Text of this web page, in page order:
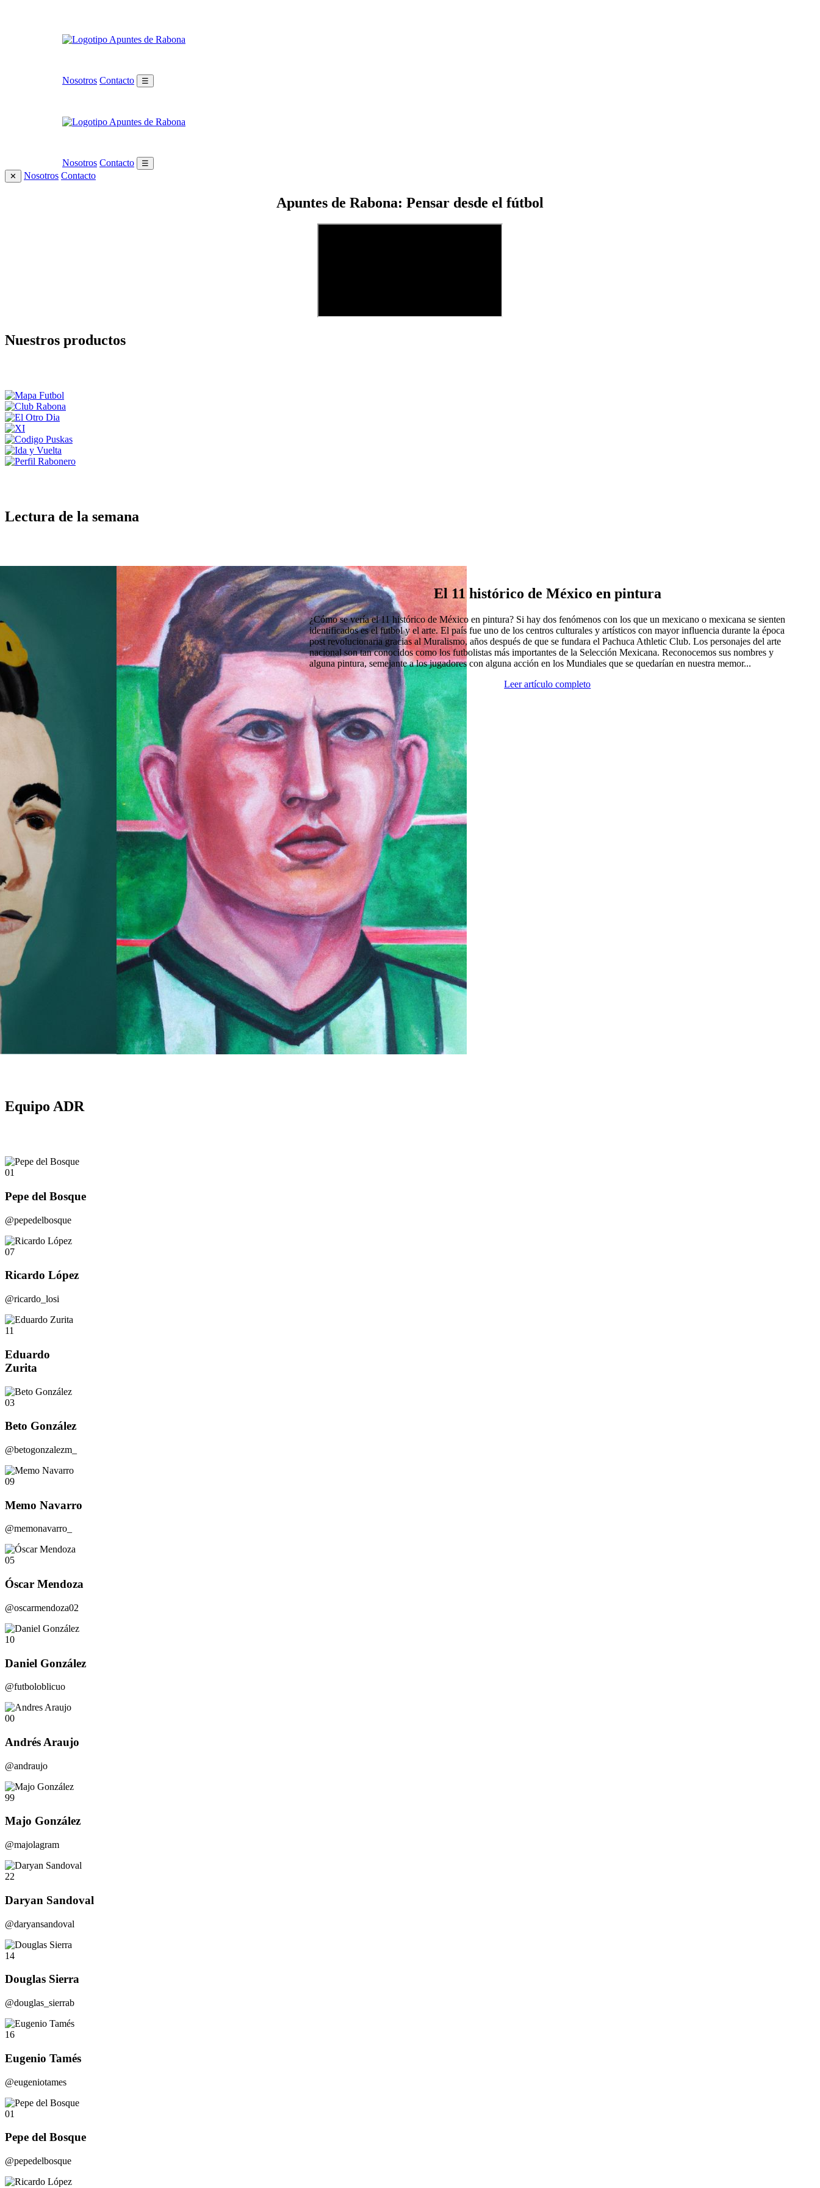
Nosotros Contacto ☰
Nosotros Contacto
☰
✕
Nosotros Contacto
Apuntes de Rabona: Pensar desde el fútbol
Nuestros productos
Lectura de la semana
El 11 histórico de México en pintura
¿Cómo se vería el 11 histórico de México en pintura? Si hay dos fenómenos con los que un mexicano o mexicana se sienten
identificados es el futbol y el arte. El país fue uno de los centros culturales y artísticos con mayor influencia durante la época
post revolucionaria gracias al Muralismo, años después de que se fundara el Pachuca Athletic Club. Los personajes del arte
nacional son tan conocidos como los futbolistas más importantes de la Selección Mexicana. Reconocemos sus nombres y
alguna pintura, semejante a los jugadores con alguna acción en los Mundiales que se quedarían en nuestra memor...
Leer artículo completo
Equipo ADR
01
Pepe del Bosque
@pepedelbosque
07
Ricardo López
@ricardo_losi
11
Eduardo
Zurita
03
Beto González
@betogonzalezm_
09
Memo Navarro
@memonavarro_
05
Óscar Mendoza
@oscarmendoza02
10
Daniel González
@futboloblicuo
00
Andrés Araujo
@andraujo
99
Majo González
@majolagram
22
Daryan Sandoval
@daryansandoval
14
Douglas Sierra
@douglas_sierrab
16
Eugenio Tamés
@eugeniotames
01
Pepe del Bosque
@pepedelbosque